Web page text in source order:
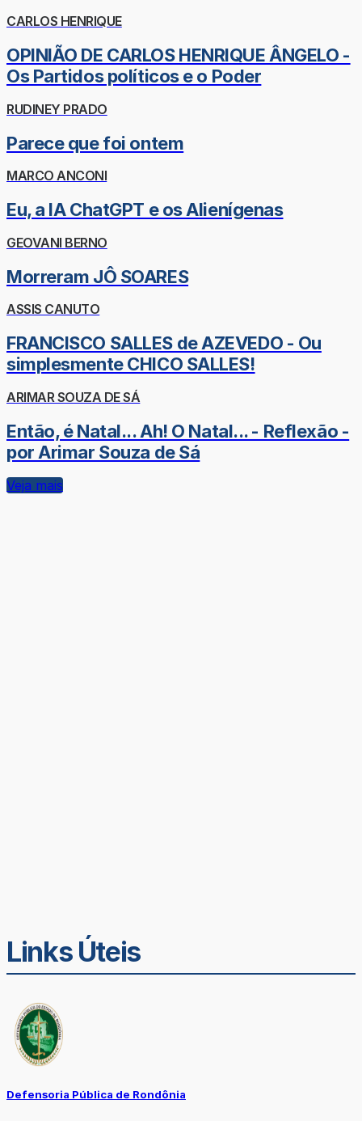
CARLOS HENRIQUE
OPINIÃO DE CARLOS HENRIQUE ÂNGELO -
Os Partidos políticos e o Poder
RUDINEY PRADO
Parece que foi ontem
MARCO ANCONI
Eu, a IA ChatGPT e os Alienígenas
GEOVANI BERNO
Morreram JÔ SOARES
ASSIS CANUTO
FRANCISCO SALLES de AZEVEDO - Ou
simplesmente CHICO SALLES!
ARIMAR SOUZA DE SÁ
Então, é Natal... Ah! O Natal... - Reflexão -
por Arimar Souza de Sá
Veja mais
Links Úteis
Defensoria Pública de Rondônia